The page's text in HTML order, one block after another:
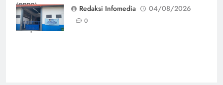
(SPPG)
Karangjati 3 di
Kabupaten Blora
Redaksi Infomedia
04/08/2026
0